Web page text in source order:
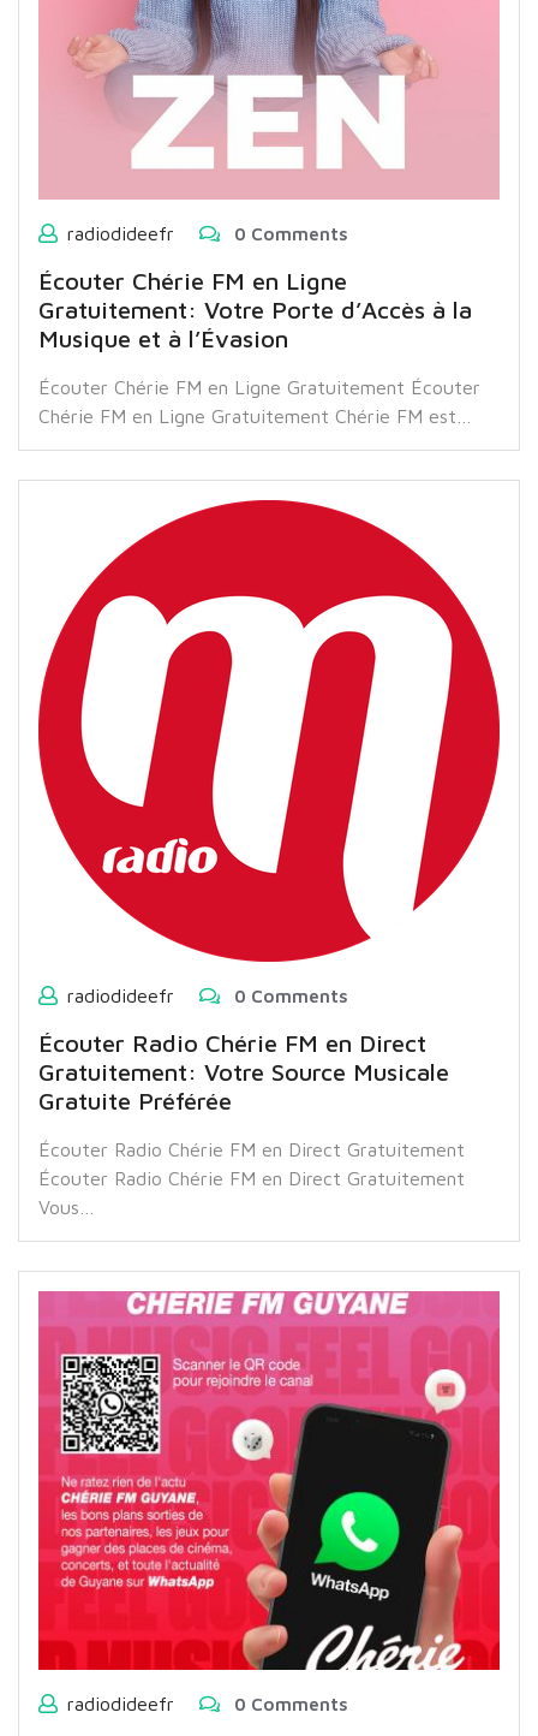
radiodideefr 0 Comments
Écouter Chérie FM en Ligne
Gratuitement: Votre Porte d’Accès à la
Musique et à l’Évasion
Écouter Chérie FM en Ligne Gratuitement Écouter
Chérie FM en Ligne Gratuitement Chérie FM est…
radiodideefr 0 Comments
Écouter Radio Chérie FM en Direct
Gratuitement: Votre Source Musicale
Gratuite Préférée
Écouter Radio Chérie FM en Direct Gratuitement
Écouter Radio Chérie FM en Direct Gratuitement
Vous…
radiodideefr 0 Comments